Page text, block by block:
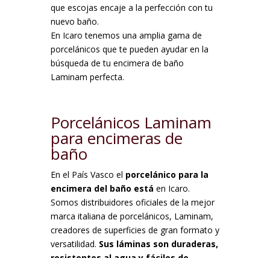
que escojas encaje a la perfección con tu
nuevo baño.
En Icaro tenemos una amplia gama de
porcelánicos que te pueden ayudar en la
búsqueda de tu encimera de baño
Laminam perfecta.
Porcelánicos Laminam
para encimeras de
baño
En el País Vasco el porcelánico para la
encimera del baño está en Icaro.
Somos distribuidores oficiales de la mejor
marca italiana de porcelánicos, Laminam,
creadores de superficies de gran formato y
versatilidad. Sus láminas son duraderas,